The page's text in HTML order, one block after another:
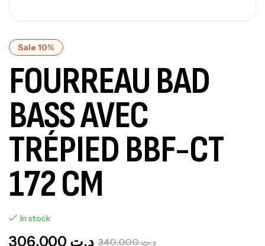
Sale 10%
FOURREAU BAD
BASS AVEC
TRÉPIED BBF-CT
172 CM
In stock
د.ت340,000 د.ت